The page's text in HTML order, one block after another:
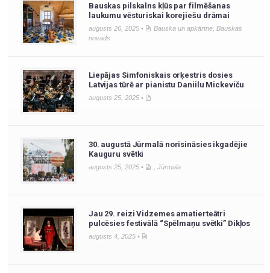
Bauskas pilskalns kļūs par filmēšanas
laukumu vēsturiskai korejiešu drāmai
augusts 26, 2025 • Bauska un apkārtne, Bauskas
novads
Liepājas Simfoniskais orķestris dosies
Latvijas tūrē ar pianistu Daniilu Mickeviču
augusts 25, 2025 •
30. augustā Jūrmalā norisināsies ikgadējie
Kauguru svētki
augusts 25, 2025 • Jūrmala
Jau 29. reizi Vidzemes amatierteātri
pulcēsies festivālā “Spēlmaņu svētki” Dikļos
augusts 4, 2025 •